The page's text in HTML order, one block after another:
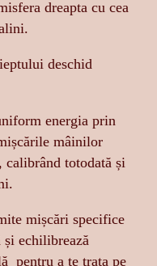
dreapta cu cea
deschid
energia prin
mâinilor
calibrând totodată și
mișcări specifice
și echilibrează
pentru a te trata pe